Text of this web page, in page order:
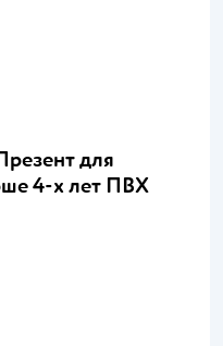
для
4-х лет ПВХ